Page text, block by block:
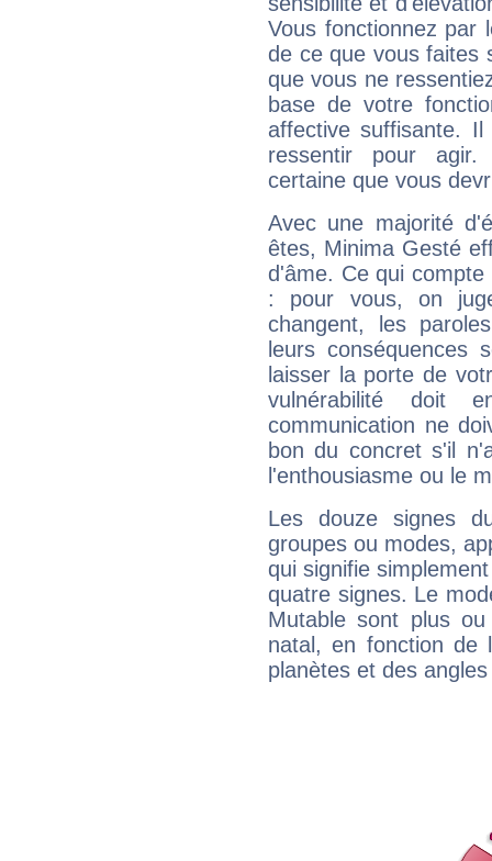
Vous fonctionnez
de ce que vous faites
que vous ne
base de votre
affective suffisante.
ressentir pour agir.
certaine que vous
Avec une majorité
êtes, Minima Gesté
d'âme. Ce qui
: pour vous, on
changent, les
leurs conséquences
laisser la porte de
vulnérabilité doit
communication ne
bon du concret s'il
l'enthousiasme ou le
Les douze signes
groupes ou modes,
qui signifie
quatre signes. Le
Mutable sont plus
natal, en fonction de
planètes et des